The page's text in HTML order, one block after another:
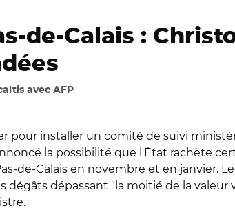
de-Calais :
avec AFP
pour installer un comité de suivi
la possibilité que l'État rachète
de-Calais en novembre et en janvier.
dégâts dépassant "la moitié de la